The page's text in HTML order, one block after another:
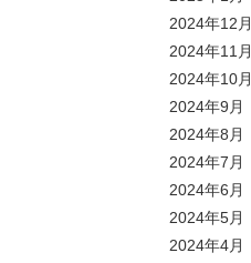
2024年12月
2024年11月
2024年10月
2024年9月
2024年8月
2024年7月
2024年6月
2024年5月
2024年4月